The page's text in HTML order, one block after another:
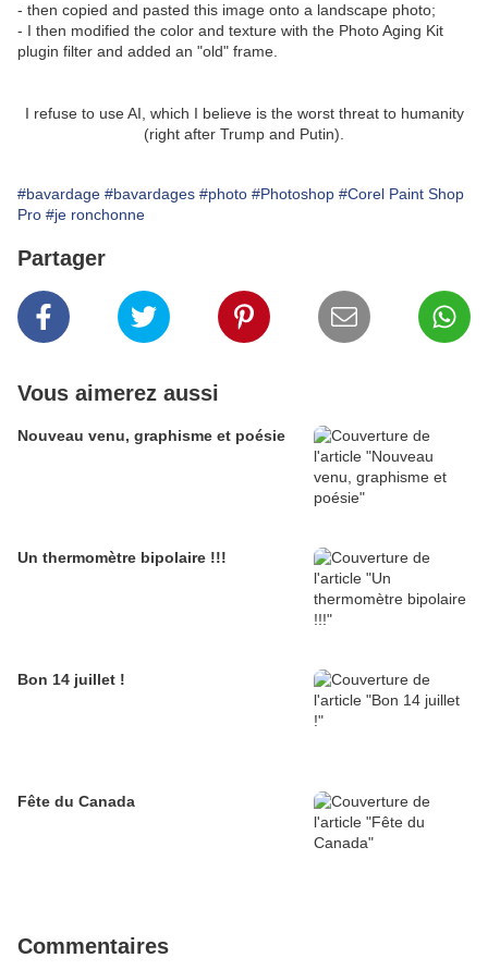
- then copied and pasted this image onto a landscape photo;
- I then modified the color and texture with the Photo Aging Kit
plugin filter and added an "old" frame.
I refuse to use AI, which I believe is the worst threat to humanity
(right after Trump and Putin).
#bavardage #bavardages #photo #Photoshop #Corel Paint Shop
Pro #je ronchonne
Partager
Vous aimerez aussi
Nouveau venu, graphisme et poésie
Un thermomètre bipolaire !!!
Bon 14 juillet !
Fête du Canada
Commentaires